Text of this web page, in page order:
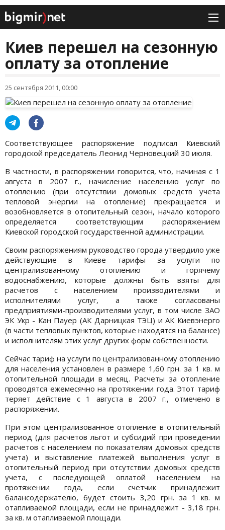
Киев перешел на сезонную
оплату за отопление
25 сентября 2011, 00:00
Соответствующее распоряжение подписал Киевский
городской председатель Леонид Черновецкий 30 июля.
В частности, в распоряжении говорится, что, начиная с 1
августа в 2007 г., начисление населению услуг по
отоплению (при отсутствии домовых средств учета
тепловой энергии на отопление) прекращается и
возобновляется в отопительный сезон, начало которого
определяется соответствующим распоряжением
Киевской городской государственной администрации.
Своим распоряжениям руководство города утвердило уже
действующие в Киеве тарифы за услуги по
централизованному отоплению и горячему
водоснабжению, которые должны быть взяты для
расчетов с населением производителями и
исполнителями услуг, а также согласованы
предприятиями-производителями услуг, в том числе ЗАО
ЭК Укр - Кан Пауер (АК Дарницкая ТЭЦ) и АК Киевэнерго
(в части тепловых пунктов, которые находятся на балансе)
и исполнителям этих услуг других форм собственности.
Сейчас тариф на услуги по централизованному отоплению
для населения установлен в размере 1,60 грн. за 1 кв. м
отопительной площади в месяц. Расчеты за отопление
проводятся ежемесячно на протяжении года. Этот тариф
теряет действие с 1 августа в 2007 г., отмечено в
распоряжении.
При этом централизованное отопление в отопительный
период (для расчетов льгот и субсидий при проведении
расчетов с населением по показателям домовых средств
учета) и выставление платежей выполнения услуг в
отопительный период при отсутствии домовых средств
учета, с последующей оплатой населением на
протяжении года, если счетчик принадлежит
балансодержателю, будет стоить 3,20 грн. за 1 кв. м
отапливаемой площади, если не принадлежит - 3,18 грн.
за кв. м отапливаемой площади.